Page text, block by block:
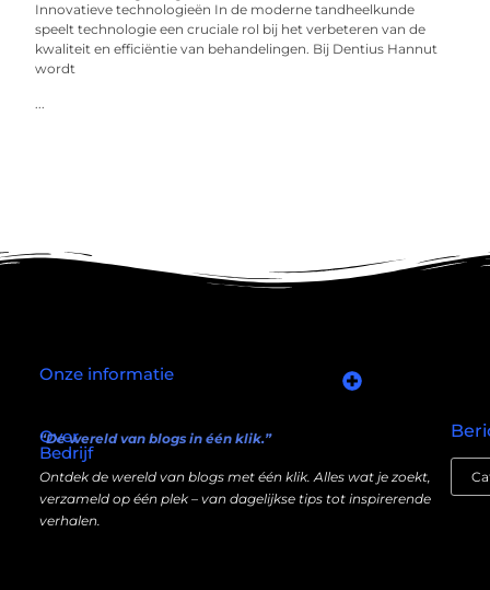
Innovatieve technologieën In de moderne tandheelkunde
speelt technologie een cruciale rol bij het verbeteren van de
kwaliteit en efficiëntie van behandelingen. Bij Dentius Hannut
wordt
...
Over
Bedrijf
“De wereld van blogs in één klik.”
Ontdek de wereld van blogs met één klik. Alles wat je zoekt,
verzameld op één plek – van dagelijkse tips tot inspirerende
verhalen.
Onze informatie